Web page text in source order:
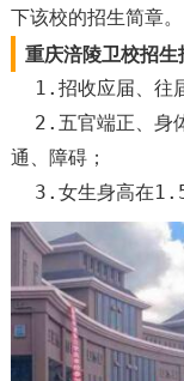
下该校的招生简章。
重庆涪陵卫校招生
1.招收应届、往
2.五官端正、身
通、障碍；
3.女生身高在